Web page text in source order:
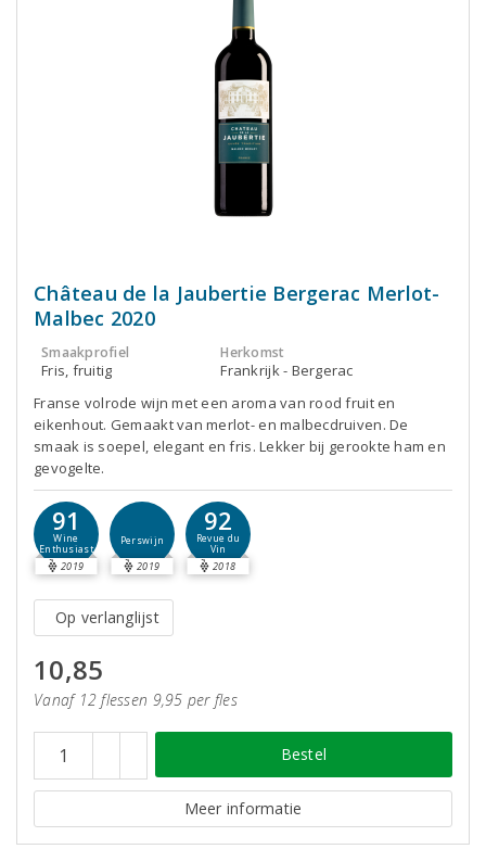
Château de la Jaubertie Bergerac Merlot-
Malbec 2020
Smaakprofiel
Fris, fruitig
Herkomst
Frankrijk - Bergerac
Franse volrode wijn met een aroma van rood fruit en
eikenhout. Gemaakt van merlot- en malbecdruiven. De
smaak is soepel, elegant en fris. Lekker bij gerookte ham en
gevogelte.
91
Wine
Enthusiast
2019
Perswijn
2019
92
Revue du
Vin
2018
Op verlanglijst
10,85
Vanaf 12 flessen 9,95 per fles
Bestel
Meer informatie